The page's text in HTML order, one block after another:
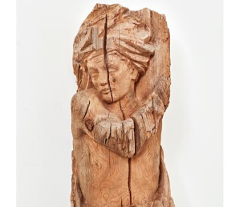
Wehrkraft. In
Stahlarmierungen ist er der
Baustoff, wegen seiner
leblosen Härte gilt er jedoch als
anonym und stumpf. Ist es seine
prekärer Balance, die diese
unheimlich und unbeugsam
Gewalt ist jene der
Belastbarkeit, der Dauer.